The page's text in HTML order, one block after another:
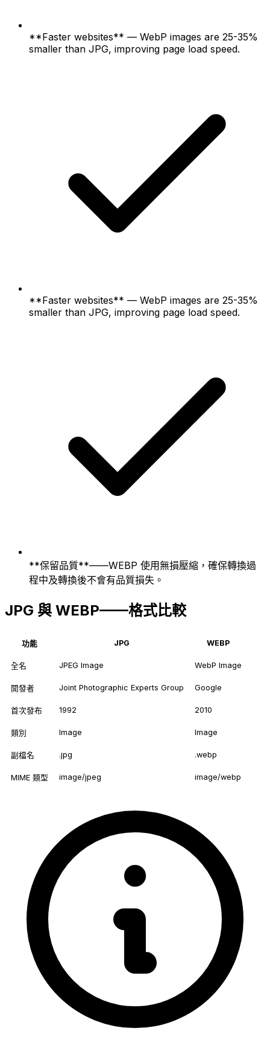
**Faster websites** — WebP images are 25-35%
smaller than JPG, improving page load speed.
**Faster websites** — WebP images are 25-35%
smaller than JPG, improving page load speed.
**保留品質**——WEBP 使用無損壓縮，確保轉換過
程中及轉換後不會有品質損失。
JPG 與 WEBP——格式比較
功能 JPG WEBP
全名 JPEG Image WebP Image
開發者 Joint Photographic Experts Group Google
首次發布 1992 2010
類別 Image Image
副檔名 .jpg .webp
MIME 類型 image/jpeg image/webp